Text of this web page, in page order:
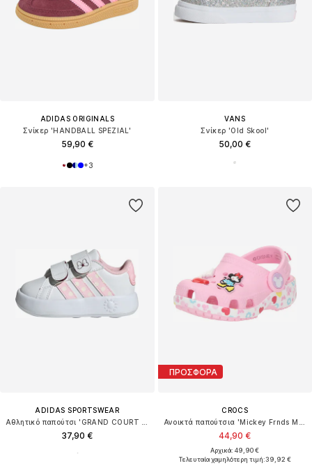
ADIDAS ORIGINALS
Σνίκερ 'HANDBALL SPEZIAL'
59,90 €
+3
VANS
Σνίκερ 'Old Skool'
50,00 €
ADIDAS SPORTSWEAR
37,90 €
ΠΡΟΣΦΟΡΑ
CROCS
44,90 €
Αρχικά: 49,90 €
Τελευταία χαμηλότερη τιμή:39,92 €